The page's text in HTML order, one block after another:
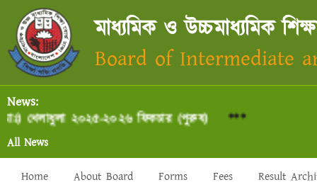
মাধ্যমিক ও উচ্চমাধ্যমিক
Board of Intermediate
News:
খেলাধুলা ২০২৫-২০২৬ ফিকচার (পুরুষ)***
All News
Home About Board Forms Fees Result